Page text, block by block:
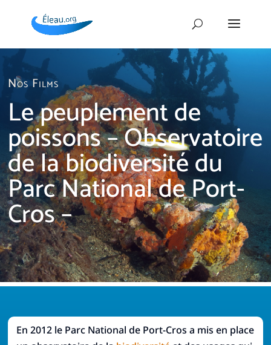
Nos Films
Le peuplement de
poissons – Observatoire
de la biodiversité du
Parc National de Port-
Cros –
En 2012 le Parc National de Port-Cros a mis en place